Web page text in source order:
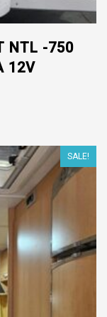
NTL -750
12V
SALE!